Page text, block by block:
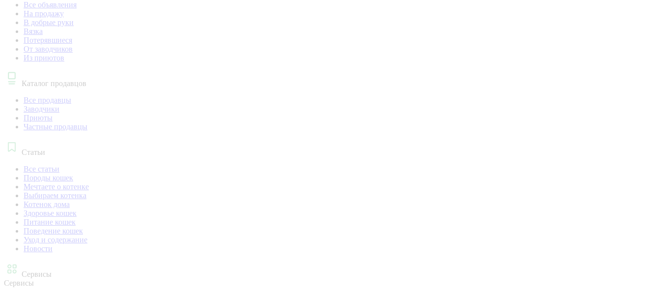
Все объявления
На продажу
В добрые руки
Вязка
Потерявшиеся
От заводчиков
Из приютов
Каталог продавцов
Все продавцы
Заводчики
Приюты
Частные продавцы
Статьи
Все статьи
Породы кошек
Мечтаете о котенке
Выбираем котенка
Котенок дома
Здоровье кошек
Питание кошек
Поведение кошек
Уход и содержание
Новости
Сервисы
Сервисы